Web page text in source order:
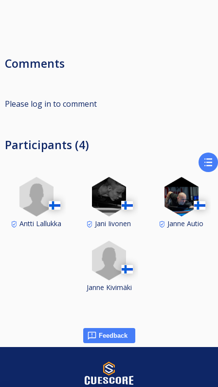
Comments
Please log in to comment
Participants (4)
Antti Lallukka Jani Iivonen Janne Autio
Janne Kivimäki
Feedback